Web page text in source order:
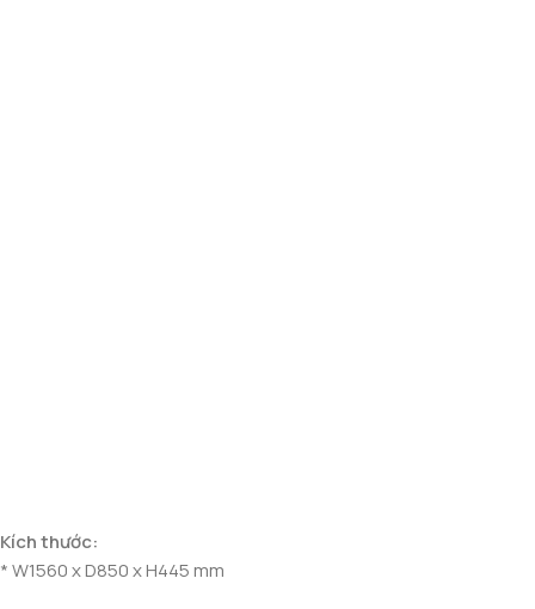
Kích thước:
* W1560 x D850 x H445 mm